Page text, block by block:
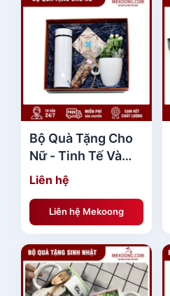
Bộ Quà Tặng Cho
Nữ - Tinh Tế Và
Thanh Lịch
Liên hệ
Liên hệ Mekoong